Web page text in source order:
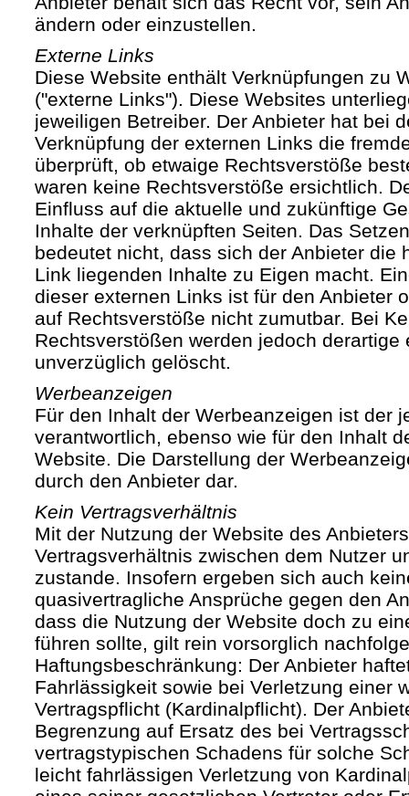
ändern oder einzustellen.
Externe Links
Diese Website enthält Verknüpfungen zu
("externe Links"). Diese Websites
jeweiligen Betreiber. Der Anbieter hat bei
Verknüpfung der externen Links die
überprüft, ob etwaige Rechtsverstöße
waren keine Rechtsverstöße ersichtlich.
Einfluss auf die aktuelle und zukünftige
Inhalte der verknüpften Seiten. Das
bedeutet nicht, dass sich der Anbieter die
Link liegenden Inhalte zu Eigen macht.
dieser externen Links ist für den Anbieter
auf Rechtsverstöße nicht zumutbar. Bei
Rechtsverstößen werden jedoch derartige
unverzüglich gelöscht.
Werbeanzeigen
Für den Inhalt der Werbeanzeigen ist der
verantwortlich, ebenso wie für den Inhalt
Website. Die Darstellung der
durch den Anbieter dar.
Kein Vertragsverhältnis
Mit der Nutzung der Website des
Vertragsverhältnis zwischen dem Nutzer
zustande. Insofern ergeben sich auch
quasivertragliche Ansprüche gegen den
dass die Nutzung der Website doch zu
führen sollte, gilt rein vorsorglich
Haftungsbeschränkung: Der Anbieter
Fahrlässigkeit sowie bei Verletzung einer
Vertragspflicht (Kardinalpflicht). Der
Begrenzung auf Ersatz des bei
vertragstypischen Schadens für solche
leicht fahrlässigen Verletzung von